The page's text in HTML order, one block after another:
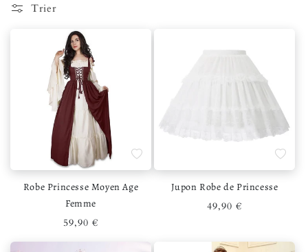
Trier
Ajouter à la liste de souhaits
Robe Princesse Moyen Age
Femme
Prix habituel
59,90 €
Ajouter
Jupon Robe de Princesse
Prix habituel
49,90 €